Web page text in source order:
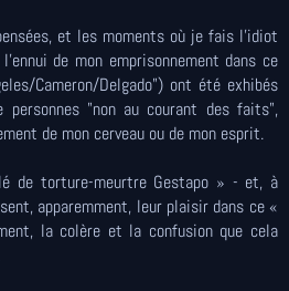
et les moments où je fais l'idiot
de mon emprisonnement dans ce
Cameron/Delgado") ont été exhibés
personnes "non au courant des faits",
de mon cerveau ou de mon esprit.
de torture-meurtre Gestapo » - et, à
apparemment, leur plaisir dans ce «
la colère et la confusion que cela